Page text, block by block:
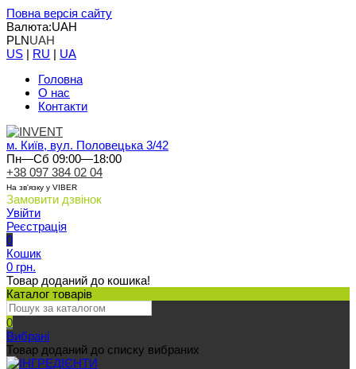
Повна версія сайту
Валюта:UAH
PLNUAH
US | RU | UA
Головна
О нас
Контакти
м. Київ, вул. Половецька 3/42
Пн—Сб 09:00—18:00
+38 097 384 02 04
На зв'язку у VIBER
Замовити дзвінок
Увійти
Реєстрація
0
Кошик
0 грн.
Товар доданий до кошика!
Каталог товарів
0
Вибрані
Товар доданий до списку вибраних